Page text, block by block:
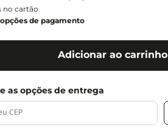
no cartão
de pagamento
Adicionar ao carrinho